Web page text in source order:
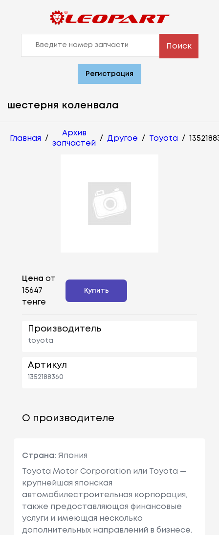
Поиск
Регистрация
шестерня коленвала
Главная /
Архив
запчастей
/ Другое / Toyota /
Цена от
15647
тенге
Купить
Производитель
toyota
Артикул
1352188360
О производителе
Страна: Япония
Toyota Motor Corporation или Toyota —
крупнейшая японская
автомобилестроительная корпорация,
также предоставляющая финансовые
услуги и имеющая несколько
дополнительных направлений в бизнесе.